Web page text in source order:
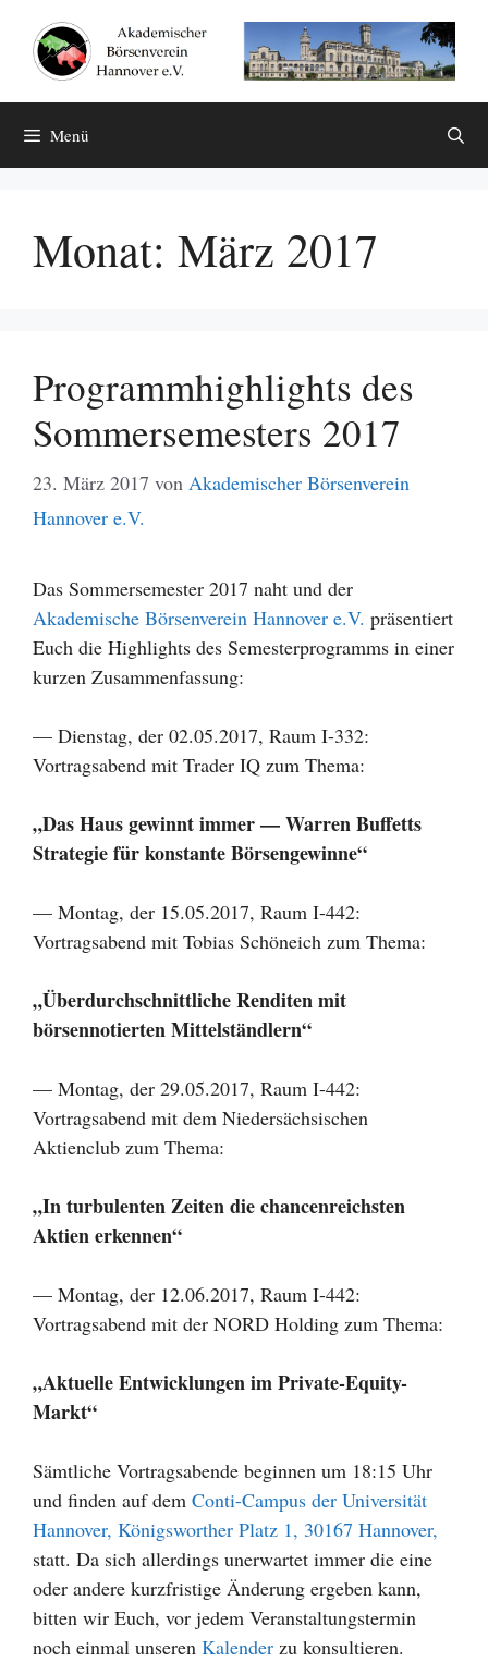
Inhalt
springen
Menü
Monat: März 2017
Programmhighlights des
Sommersemesters 2017
23. März 2017 von Akademischer Börsenverein
Hannover e.V.
Das Sommersemester 2017 naht und der
Akademische Börsenverein Hannover e.V. präsentiert
Euch die Highlights des Semesterprogramms in einer
kurzen Zusammenfassung:
— Dienstag, der 02.05.2017, Raum I-332:
Vortragsabend mit Trader IQ zum Thema:
„Das Haus gewinnt immer — Warren Buffetts
Strategie für konstante Börsengewinne“
— Montag, der 15.05.2017, Raum I-442:
Vortragsabend mit Tobias Schöneich zum Thema:
„Überdurchschnittliche Renditen mit
börsennotierten Mittelständlern“
— Montag, der 29.05.2017, Raum I-442:
Vortragsabend mit dem Niedersächsischen
Aktienclub zum Thema:
„In turbulenten Zeiten die chancenreichsten
Aktien erkennen“
— Montag, der 12.06.2017, Raum I-442:
Vortragsabend mit der NORD Holding zum Thema:
„Aktuelle Entwicklungen im Private-Equity-
Markt“
Sämtliche Vortragsabende beginnen um 18:15 Uhr
und finden auf dem Conti-Campus der Universität
Hannover, Königsworther Platz 1, 30167 Hannover,
statt. Da sich allerdings unerwartet immer die eine
oder andere kurzfristige Änderung ergeben kann,
bitten wir Euch, vor jedem Veranstaltungstermin
noch einmal unseren Kalender zu konsultieren.